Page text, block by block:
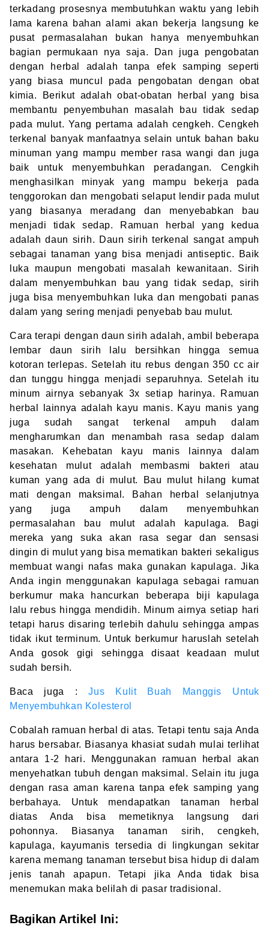
terkadang prosesnya membutuhkan waktu yang lebih
lama karena bahan alami akan bekerja langsung ke
pusat permasalahan bukan hanya menyembuhkan
bagian permukaan nya saja. Dan juga pengobatan
dengan herbal adalah tanpa efek samping seperti
yang biasa muncul pada pengobatan dengan obat
kimia. Berikut adalah obat-obatan herbal yang bisa
membantu penyembuhan masalah bau tidak sedap
pada mulut. Yang pertama adalah cengkeh. Cengkeh
terkenal banyak manfaatnya selain untuk bahan baku
minuman yang mampu member rasa wangi dan juga
baik untuk menyembuhkan peradangan. Cengkih
menghasilkan minyak yang mampu bekerja pada
tenggorokan dan mengobati selaput lendir pada mulut
yang biasanya meradang dan menyebabkan bau
menjadi tidak sedap. Ramuan herbal yang kedua
adalah daun sirih. Daun sirih terkenal sangat ampuh
sebagai tanaman yang bisa menjadi antiseptic. Baik
luka maupun mengobati masalah kewanitaan. Sirih
dalam menyembuhkan bau yang tidak sedap, sirih
juga bisa menyembuhkan luka dan mengobati panas
dalam yang sering menjadi penyebab bau mulut.
Cara terapi dengan daun sirih adalah, ambil beberapa
lembar daun sirih lalu bersihkan hingga semua
kotoran terlepas. Setelah itu rebus dengan 350 cc air
dan tunggu hingga menjadi separuhnya. Setelah itu
minum airnya sebanyak 3x setiap harinya. Ramuan
herbal lainnya adalah kayu manis. Kayu manis yang
juga sudah sangat terkenal ampuh dalam
mengharumkan dan menambah rasa sedap dalam
masakan. Kehebatan kayu manis lainnya dalam
kesehatan mulut adalah membasmi bakteri atau
kuman yang ada di mulut. Bau mulut hilang kumat
mati dengan maksimal. Bahan herbal selanjutnya
yang juga ampuh dalam menyembuhkan
permasalahan bau mulut adalah kapulaga. Bagi
mereka yang suka akan rasa segar dan sensasi
dingin di mulut yang bisa mematikan bakteri sekaligus
membuat wangi nafas maka gunakan kapulaga. Jika
Anda ingin menggunakan kapulaga sebagai ramuan
berkumur maka hancurkan beberapa biji kapulaga
lalu rebus hingga mendidih. Minum airnya setiap hari
tetapi harus disaring terlebih dahulu sehingga ampas
tidak ikut terminum. Untuk berkumur haruslah setelah
Anda gosok gigi sehingga disaat keadaan mulut
sudah bersih.
Baca juga :Jus Kulit Buah Manggis Untuk
Menyembuhkan Kolesterol
Cobalah ramuan herbal di atas. Tetapi tentu saja Anda
harus bersabar. Biasanya khasiat sudah mulai terlihat
antara 1-2 hari. Menggunakan ramuan herbal akan
menyehatkan tubuh dengan maksimal. Selain itu juga
dengan rasa aman karena tanpa efek samping yang
berbahaya. Untuk mendapatkan tanaman herbal
diatas Anda bisa memetiknya langsung dari
pohonnya. Biasanya tanaman sirih, cengkeh,
kapulaga, kayumanis tersedia di lingkungan sekitar
karena memang tanaman tersebut bisa hidup di dalam
jenis tanah apapun. Tetapi jika Anda tidak bisa
menemukan maka belilah di pasar tradisional.
Bagikan Artikel Ini: